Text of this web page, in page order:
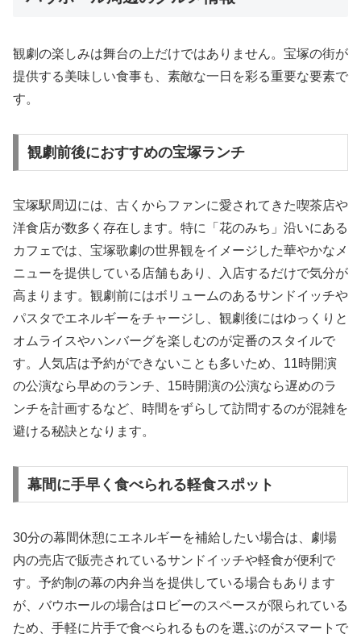
観劇の楽しみは舞台の上だけではありません。宝塚の街が
提供する美味しい食事も、素敵な一日を彩る重要な要素で
す。
観劇前後におすすめの宝塚ランチ
宝塚駅周辺には、古くからファンに愛されてきた喫茶店や
洋食店が数多く存在します。特に「花のみち」沿いにある
カフェでは、宝塚歌劇の世界観をイメージした華やかなメ
ニューを提供している店舗もあり、入店するだけで気分が
高まります。観劇前にはボリュームのあるサンドイッチや
パスタでエネルギーをチャージし、観劇後にはゆっくりと
オムライスやハンバーグを楽しむのが定番のスタイルで
す。人気店は予約ができないことも多いため、11時開演
の公演なら早めのランチ、15時開演の公演なら遅めのラ
ンチを計画するなど、時間をずらして訪問するのが混雑を
避ける秘訣となります。
幕間に手早く食べられる軽食スポット
30分の幕間休憩にエネルギーを補給したい場合は、劇場
内の売店で販売されているサンドイッチや軽食が便利で
す。予約制の幕の内弁当を提供している場合もあります
が、バウホールの場合はロビーのスペースが限られている
ため、手軽に片手で食べられるものを選ぶのがスマートで